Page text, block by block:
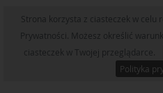
Strona korzysta z ciasteczek w celu
Prywatności. Możesz określić
ciasteczek w Twojej przeglądarce.
Polityka